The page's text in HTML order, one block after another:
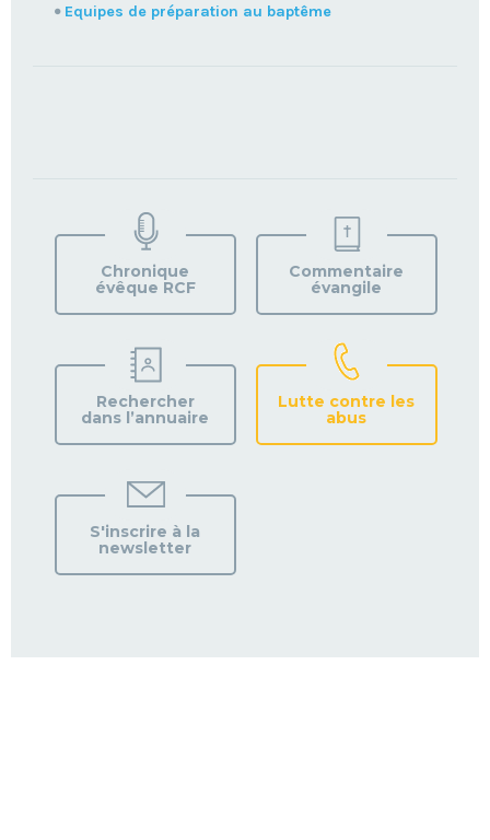
Equipes de préparation au baptême
VOTRE
PAROISSE
Chronique
évêque RCF
Commentaire
évangile
Rechercher
dans l’annuaire
Lutte contre les
abus
S'inscrire à la
newsletter